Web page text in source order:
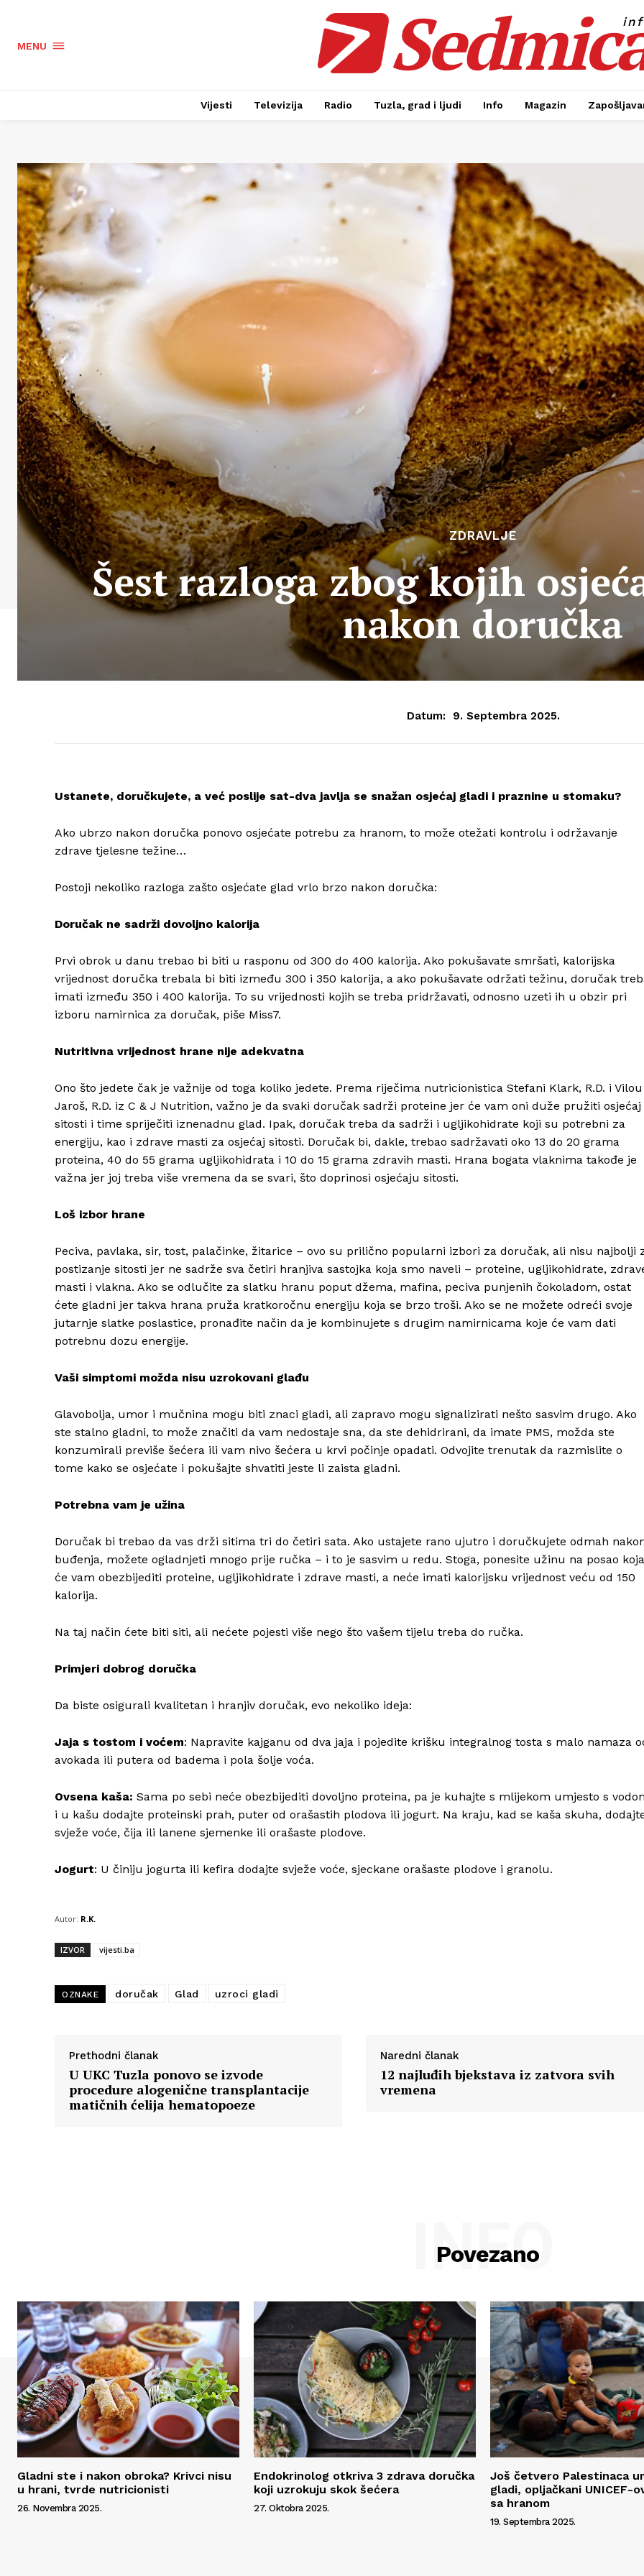
Info
MENU
Vijesti Televizija Radio Tuzla, grad i ljudi Info Magazin
ZDRAVLJE
Šest razloga zbog kojih
nakon doručka
Datum: 9. Septembra 2025.
Ustanete, doručkujete, a već poslije sat-dva javlja se snažan osjećaj gladi i praznine u stomaku?
Ako ubrzo nakon doručka ponovo osjećate potrebu za hranom, to može otežati kontrolu i održavanje
zdrave tjelesne težine…
Postoji nekoliko razloga zašto osjećate glad vrlo brzo nakon doručka:
Doručak ne sadrži dovoljno kalorija
Prvi obrok u danu trebao bi biti u rasponu od 300 do 400 kalorija. Ako pokušavate smršati, kalorijska
vrijednost doručka trebala bi biti između 300 i 350 kalorija, a ako pokušavate održati težinu, doručak
imati između 350 i 400 kalorija. To su vrijednosti kojih se treba pridržavati, odnosno uzeti ih u obzir pri
izboru namirnica za doručak, piše Miss7.
Nutritivna vrijednost hrane nije adekvatna
Ono što jedete čak je važnije od toga koliko jedete. Prema riječima nutricionistica Stefani Klark, R.D. i Vilou
Jaroš, R.D. iz C & J Nutrition, važno je da svaki doručak sadrži proteine jer će vam oni duže pružiti osjećaj
sitosti i time spriječiti iznenadnu glad. Ipak, doručak treba da sadrži i ugljikohidrate koji su potrebni za
energiju, kao i zdrave masti za osjećaj sitosti. Doručak bi, dakle, trebao sadržavati oko 13 do 20 grama
proteina, 40 do 55 grama ugljikohidrata i 10 do 15 grama zdravih masti. Hrana bogata vlaknima takođe je
važna jer joj treba više vremena da se svari, što doprinosi osjećaju sitosti.
Loš izbor hrane
Peciva, pavlaka, sir, tost, palačinke, žitarice – ovo su prilično popularni izbori za doručak, ali nisu najbolji
postizanje sitosti jer ne sadrže sva četiri hranjiva sastojka koja smo naveli – proteine, ugljikohidrate,
masti i vlakna. Ako se odlučite za slatku hranu poput džema, mafina, peciva punjenih čokoladom, ostat
ćete gladni jer takva hrana pruža kratkoročnu energiju koja se brzo troši. Ako se ne možete odreći svoje
jutarnje slatke poslastice, pronađite način da je kombinujete s drugim namirnicama koje će vam dati
potrebnu dozu energije.
Vaši simptomi možda nisu uzrokovani glađu
Glavobolja, umor i mučnina mogu biti znaci gladi, ali zapravo mogu signalizirati nešto sasvim drugo. Ako
ste stalno gladni, to može značiti da vam nedostaje sna, da ste dehidrirani, da imate PMS, možda ste
konzumirali previše šećera ili vam nivo šećera u krvi počinje opadati. Odvojite trenutak da razmislite o
tome kako se osjećate i pokušajte shvatiti jeste li zaista gladni.
Potrebna vam je užina
Doručak bi trebao da vas drži sitima tri do četiri sata. Ako ustajete rano ujutro i doručkujete odmah
buđenja, možete ogladnjeti mnogo prije ručka – i to je sasvim u redu. Stoga, ponesite užinu na posao koja
će vam obezbijediti proteine, ugljikohidrate i zdrave masti, a neće imati kalorijsku vrijednost veću od 150
kalorija.
Na taj način ćete biti siti, ali nećete pojesti više nego što vašem tijelu treba do ručka.
Primjeri dobrog doručka
Da biste osigurali kvalitetan i hranjiv doručak, evo nekoliko ideja:
Jaja s tostom i voćem: Napravite kajganu od dva jaja i pojedite krišku integralnog tosta s malo namaza
avokada ili putera od badema i pola šolje voća.
Ovsena kaša: Sama po sebi neće obezbijediti dovoljno proteina, pa je kuhajte s mlijekom umjesto s
i u kašu dodajte proteinski prah, puter od orašastih plodova ili jogurt. Na kraju, kad se kaša skuha,
svježe voće, čija ili lanene sjemenke ili orašaste plodove.
Jogurt: U činiju jogurta ili kefira dodajte svježe voće, sjeckane orašaste plodove i granolu.
Autor: R.K.
IZVOR vijesti.ba
OZNAKE doručak Glad uzroci gladi
Prethodni članak
U UKC Tuzla ponovo se izvode
procedure alogenične transplantacije
matičnih ćelija hematopoeze
Naredni članak
12 najluđih bjekstava iz zatvora svih
vremena
Povezano
INFO
Gladni ste i nakon obroka? Krivci nisu
u hrani, tvrde nutricionisti
26. Novembra 2025.
Endokrinolog otkriva 3 zdrava doručka
koji uzrokuju skok šećera
27. Oktobra 2025.
Još četvero Palestinaca
gladi, opljačkani UNICEF-
sa hranom
19. Septembra 2025.